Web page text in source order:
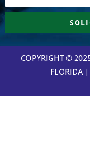
COPYRIGHT ©
FLORIDA |